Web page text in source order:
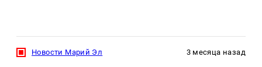
Новости Марий Эл 3 месяца назад